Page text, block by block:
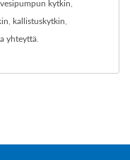
kytkin
kallistuskytkin
yhteyttä